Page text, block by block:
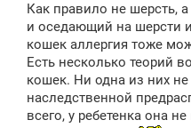
Как правило не шерсть,
и оседающий на шерсти
кошек аллергия тоже
Есть несколько теорий
кошек. Ни одна из них не
наследственной
всего, у ребетенка она